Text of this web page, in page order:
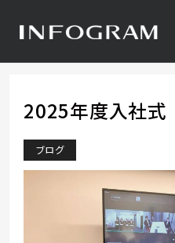
2025年度入社式
ブログ